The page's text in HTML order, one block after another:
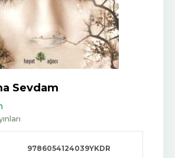
Sevdam
9786054124039YKDR